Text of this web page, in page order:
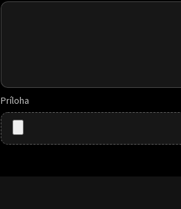
Príloha